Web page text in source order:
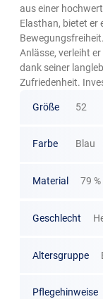
aus einer
Elasthan, bietet er
Anlässe, verleiht
dank seiner
Zufriedenheit.
Größe 52
Farbe Blau
Material 79
Geschlecht
Altersgruppe
Pflegehinweise